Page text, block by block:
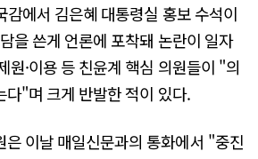
감에서 김은혜 대통령실 홍보 수석이
을 쓴게 언론에 포착돼 논란이 일자
원·이용 등 친윤계 핵심 의원들이 "의
다"며 크게 반발한 적이 있다.
은 이날 매일신문과의 통화에서 "중진